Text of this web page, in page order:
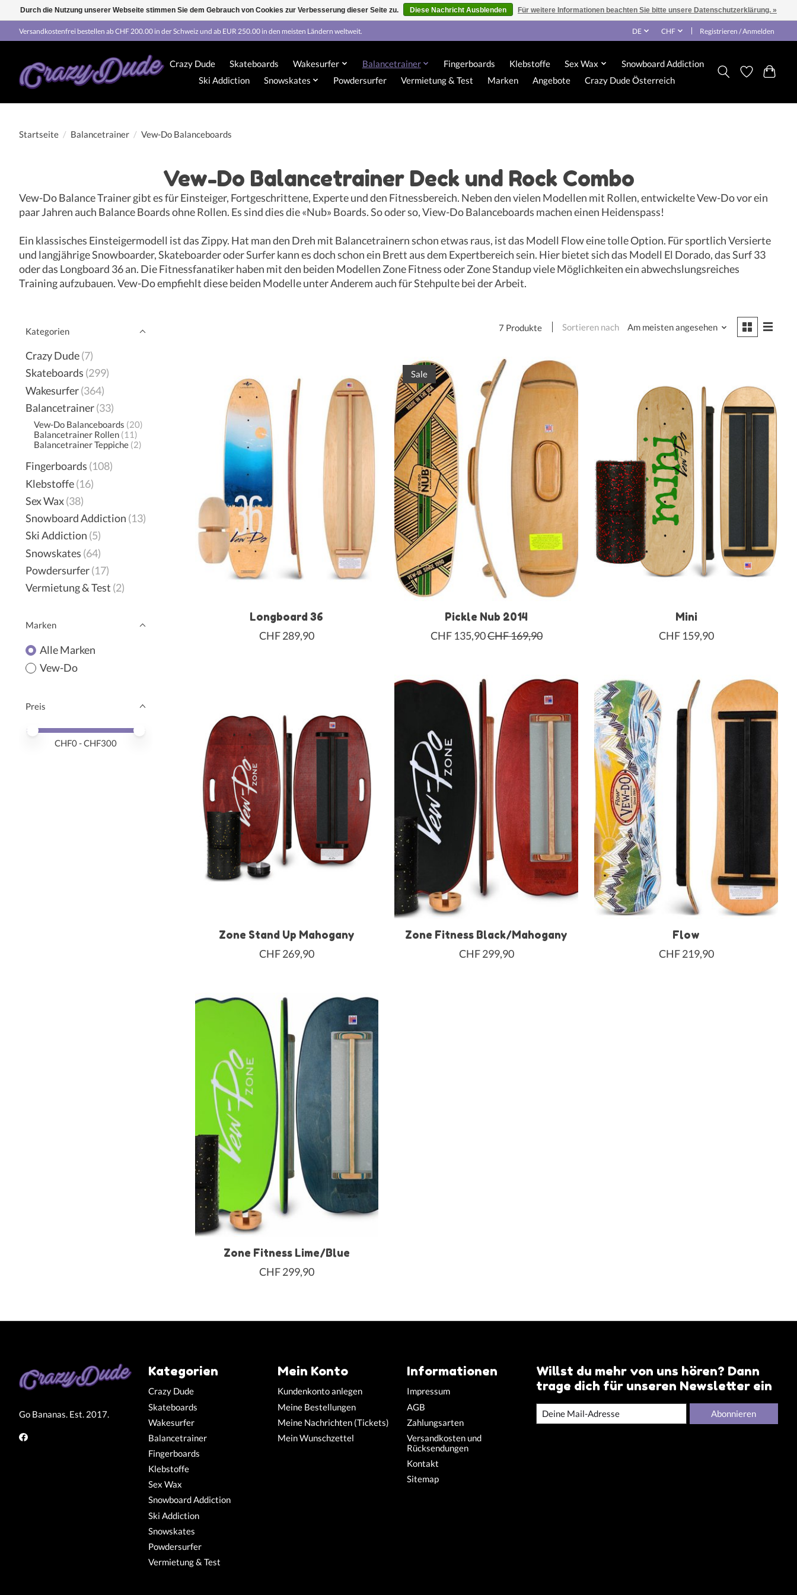
Versandkostenfrei bestellen ab CHF 200.00 in der Schweiz und ab EUR 250.00 in den meisten Ländern weltweit. DE CHF Registrieren / Anmelden
Crazy Dude Skateboards Wakesurfer Balancetrainer Fingerboards Klebstoffe Sex Wax
Snowboard Addiction
Ski Addiction
Snowskates Powdersurfer Vermietung & Test Marken Angebote Crazy Dude Österreich
Startseite / Balancetrainer / Vew-Do Balanceboards
Vew-Do Balancetrainer Deck und Rock Combo
Vew-Do Balance Trainer gibt es für Einsteiger, Fortgeschrittene, Experte und den Fitnessbereich. Neben den vielen Modellen mit Rollen, entwickelte Vew-Do vor ein
paar Jahren auch Balance Boards ohne Rollen. Es sind dies die «Nub» Boards. So oder so, View-Do Balanceboards machen einen Heidenspass!
Ein klassisches Einsteigermodell ist das Zippy. Hat man den Dreh mit Balancetrainern schon etwas raus, ist das Modell Flow eine tolle Option. Für sportlich Versierte
und langjährige Snowboarder, Skateboarder oder Surfer kann es doch schon ein Brett aus dem Expertbereich sein. Hier bietet sich das Modell El Dorado, das Surf 33
oder das Longboard 36 an. Die Fitnessfanatiker haben mit den beiden Modellen Zone Fitness oder Zone Standup viele Möglichkeiten ein abwechslungsreiches
Training aufzubauen. Vew-Do empfiehlt diese beiden Modelle unter Anderem auch für Stehpulte bei der Arbeit.
Kategorien
Crazy Dude(7)
Skateboards (299)
Wakesurfer(364)
Balancetrainer(33)
Vew-Do Balanceboards (20)
Balancetrainer Rollen (11)
Balancetrainer Teppiche (2)
Fingerboards (108)
Klebstoffe(16)
Sex Wax(38)
Snowboard Addiction (13)
Ski Addiction (5)
Snowskates (64)
Powdersurfer(17)
Vermietung & Test (2)
Marken
Alle Marken
Vew-Do
Preis
Preis – Mindestwert
Price maximum value
CHF0- CHF300
7 Produkte Sortieren nach Am meisten angesehen
Longboard 36
CHF 289,90
Sale
Pickle Nub 2014
CHF 135,90CHF 169,90
Mini
CHF 159,90
Zone Stand Up Mahogany
CHF 269,90
Zone Fitness Black/Mahogany
CHF 299,90
Flow
CHF 219,90
Zone Fitness Lime/Blue
CHF 299,90
Go Bananas. Est. 2017.
Kategorien
Crazy Dude
Skateboards
Wakesurfer
Balancetrainer
Fingerboards
Klebstoffe
Sex Wax
Snowboard Addiction
Ski Addiction
Snowskates
Powdersurfer
Vermietung & Test
Mein Konto
Kundenkonto anlegen
Meine Bestellungen
Meine Nachrichten (Tickets)
Mein Wunschzettel
Informationen
Impressum
AGB
Zahlungsarten
Versandkosten und
Rücksendungen
Kontakt
Sitemap
Willst du mehr von uns hören? Dann
trage dich für unseren Newsletter ein
Abonnieren
Durch die Nutzung unserer Webseite stimmen Sie dem Gebrauch von Cookies zur Verbesserung dieser Seite zu. Diese Nachricht Ausblenden Für weitere Informationen beachten Sie bitte unsere Datenschutzerklärung. »